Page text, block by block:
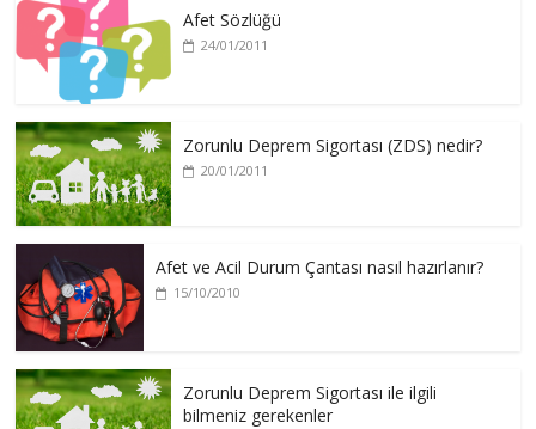
Afet Sözlüğü
24/01/2011
Zorunlu Deprem Sigortası (ZDS) nedir?
20/01/2011
Afet ve Acil Durum Çantası nasıl hazırlanır?
15/10/2010
Zorunlu Deprem Sigortası ile ilgili
bilmeniz gerekenler